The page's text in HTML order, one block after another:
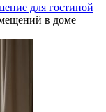
для гостиной
в доме